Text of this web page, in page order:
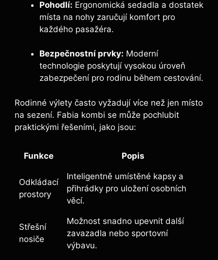
Pohodlí: Ergonomická sedadla a dostatek
místa na nohy zaručují komfort pro
každého pasažéra.
Bezpečnostní prvky: Moderní
technologie poskytují vysokou úroveň
zabezpečení pro rodinu během cestování.
Rodinné výlety často vyžadují více než jen místo
na sezení. Fabia kombi se může pochlubit
praktickými řešeními, jako jsou:
Funkce Popis
Odkládací
prostory
Inteligentně umístěné kapsy a
přihrádky pro uložení osobních
věcí.
Střešní
nosiče
Možnost snadno upevnit další
zavazadla nebo sportovní
výbavu.